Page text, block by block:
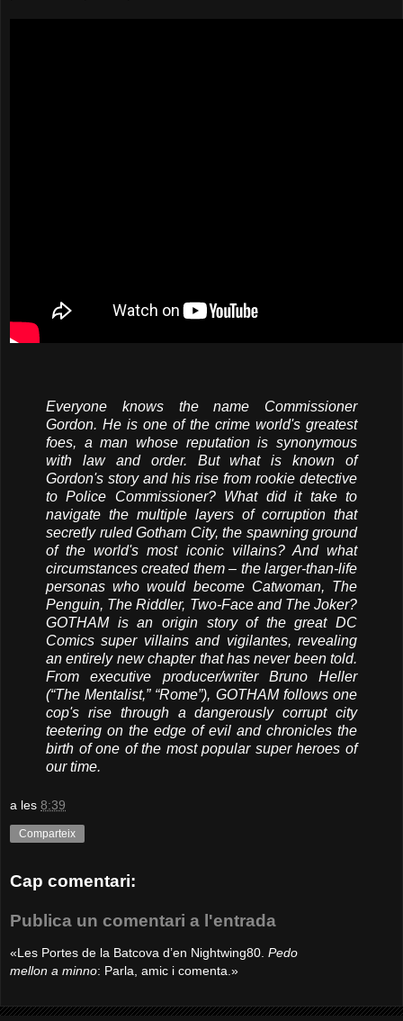
Everyone knows the name Commissioner
Gordon. He is one of the crime world's greatest
foes, a man whose reputation is synonymous
with law and order. But what is known of
Gordon's story and his rise from rookie detective
to Police Commissioner? What did it take to
navigate the multiple layers of corruption that
secretly ruled Gotham City, the spawning ground
of the world's most iconic villains? And what
circumstances created them – the larger-than-life
personas who would become Catwoman, The
Penguin, The Riddler, Two-Face and The Joker?
GOTHAM is an origin story of the great DC
Comics super villains and vigilantes, revealing
an entirely new chapter that has never been told.
From executive producer/writer Bruno Heller
(“The Mentalist,” “Rome”), GOTHAM follows one
cop's rise through a dangerously corrupt city
teetering on the edge of evil and chronicles the
birth of one of the most popular super heroes of
our time.
a les 8:39
Comparteix
Cap comentari:
Publica un comentari a l'entrada
«Les Portes de la Batcova d’en Nightwing80. Pedo
mellon a minno: Parla, amic i comenta.»